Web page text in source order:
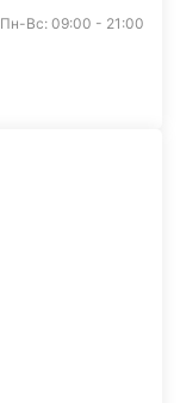
Пн-Вс: 09:00 - 21:00